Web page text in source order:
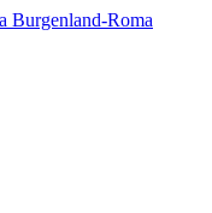
Burgenland-Roma